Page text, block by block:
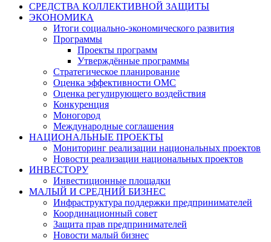
СРЕДСТВА КОЛЛЕКТИВНОЙ ЗАЩИТЫ
ЭКОНОМИКА
Итоги социально-экономического развития
Программы
Проекты программ
Утверждённые программы
Стратегическое планирование
Оценка эффективности ОМС
Оценка регулирующего воздействия
Конкуренция
Моногород
Международные соглашения
НАЦИОНАЛЬНЫЕ ПРОЕКТЫ
Мониторинг реализации национальных проектов
Новости реализации национальных проектов
ИНВЕСТОРУ
Инвестиционные площадки
МАЛЫЙ И СРЕДНИЙ БИЗНЕС
Инфраструктура поддержки предпринимателей
Координационный совет
Защита прав предпринимателей
Новости малый бизнес